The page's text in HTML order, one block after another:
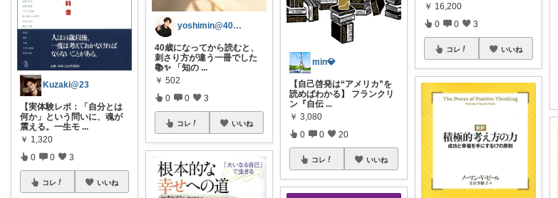
Kuzaki@23
【実体験レポ：「自分とは
何か」という問いに、魂が
震える。一生モ ...
￥ 1,320
0 0 3
コレ いいね
yoshimin@40歳からの美容男子
40歳になってから読むと、
刺さり方が違う一冊でした
📚✨ 「知の ...
￥ 502
0 0 3
コレ いいね
min💎
【自己啓発は“アメリカ”を
読めばわかる】 フランクリ
ン『自伝 ...
￥ 3,080
0 0 20
コレ いいね
￥ 16,200
0 0 3
コレ いいね